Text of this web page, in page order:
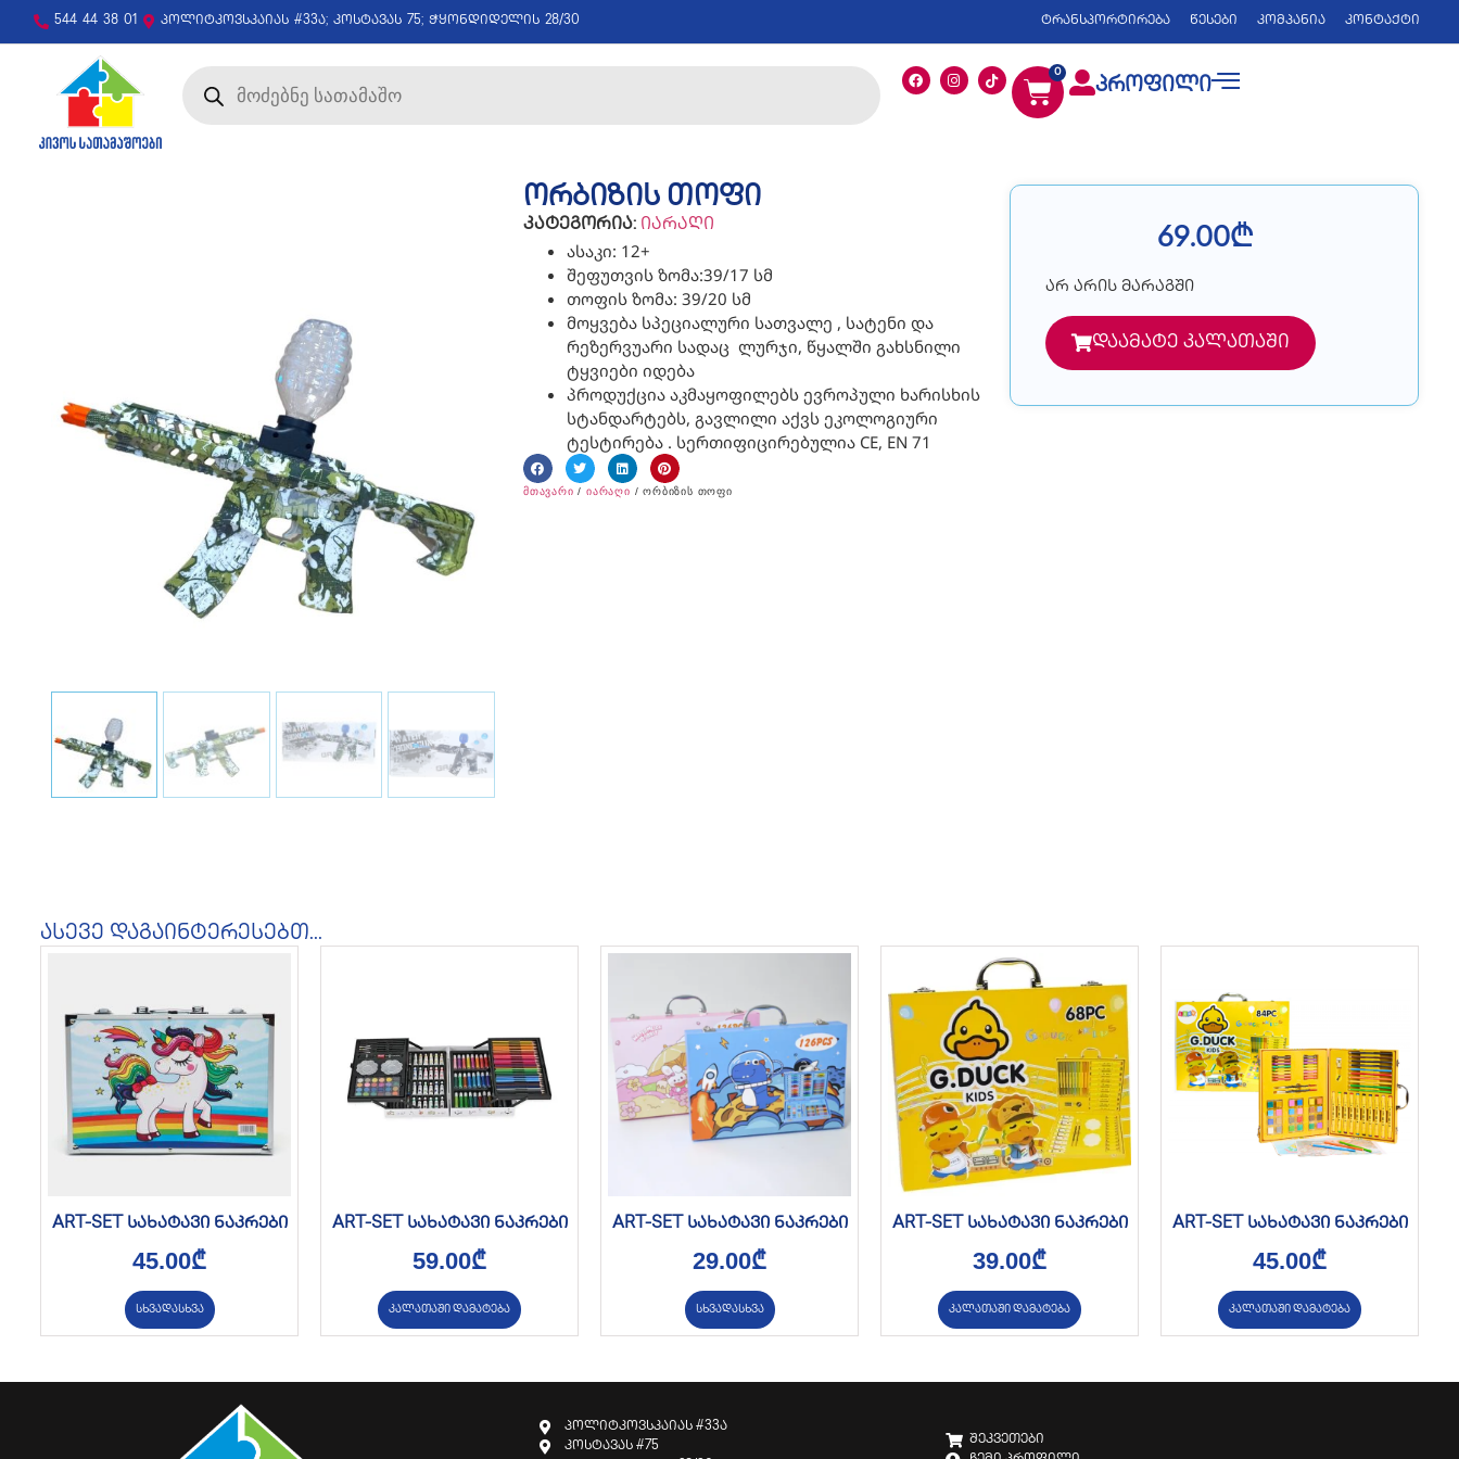
544 44 38 01 პოლიტკოვსკაიას #33ა; კოსტავას 75; ჭყონდიდელის 28/30 ტრანსპორტირება წესები კომპანია კონტაქტი
0
პროფილი
ორბიზის თოფი
კატეგორია: იარაღი
ასაკი: 12+
შეფუთვის ზომა:39/17 სმ
თოფის ზომა: 39/20 სმ
მოყვება სპეციალური სათვალე , სატენი და
რეზერვუარი სადაც ლურჯი, წყალში გახსნილი
ტყვიები იდება
პროდუქცია აკმაყოფილებს ევროპული ხარისხის
სტანდარტებს, გავლილი აქვს ეკოლოგიური
ტესტირება . სერთიფიცირებულია CE, EN 71
მთავარი / იარაღი / ორბიზის თოფი
69.00₾
არ არის მარაგში
დაამატე კალათაში
ასევე დაგაინტერესებთ...
ART-SET სახატავი ნაკრები
45.00₾
სხვადასხვა
ART-SET სახატავი ნაკრები
59.00₾
კალათაში დამატება
ART-SET სახატავი ნაკრები
29.00₾
სხვადასხვა
ART-SET სახატავი ნაკრები
39.00₾
კალათაში დამატება
ART-SET სახატავი ნაკრები
45.00₾
კალათაში დამატება
პოლიტკოვსკაიას #33ა
კოსტავას #75
შეკვეთები